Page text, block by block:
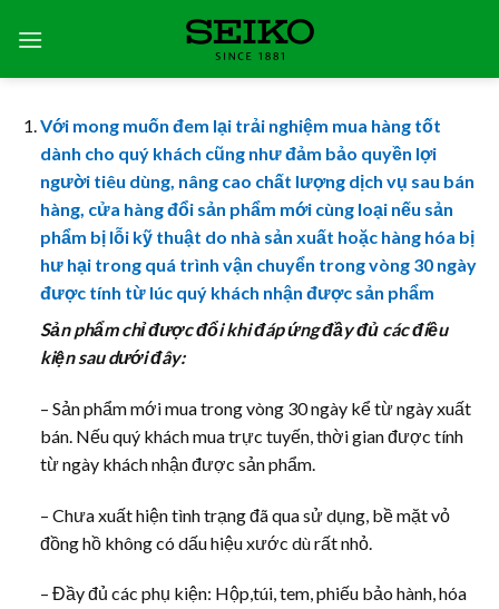
Với mong muốn đem lại trải nghiệm mua hàng tốt
dành cho quý khách cũng như đảm bảo quyền lợi
người tiêu dùng, nâng cao chất lượng dịch vụ sau bán
hàng, cửa hàng đổi sản phẩm mới cùng loại nếu sản
phẩm bị lỗi kỹ thuật do nhà sản xuất hoặc hàng hóa bị
hư hại trong quá trình vận chuyển trong vòng 30 ngày
được tính từ lúc quý khách nhận được sản phẩm
Sản phẩm chỉ được đổi khi đáp ứng đầy đủ các điều
kiện sau dưới đây:
– Sản phẩm mới mua trong vòng 30 ngày kể từ ngày xuất
bán. Nếu quý khách mua trực tuyến, thời gian được tính
từ ngày khách nhận được sản phẩm.
– Chưa xuất hiện tình trạng đã qua sử dụng, bề mặt vỏ
đồng hồ không có dấu hiệu xước dù rất nhỏ.
– Đầy đủ các phụ kiện: Hộp,túi, tem, phiếu bảo hành, hóa